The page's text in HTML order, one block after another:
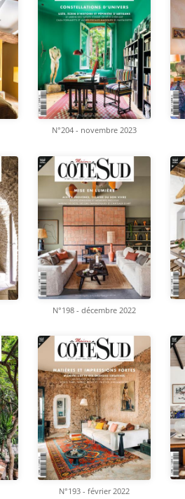
N°204 - novembre 2023
N°198 - décembre 2022
N°193 - février 2022